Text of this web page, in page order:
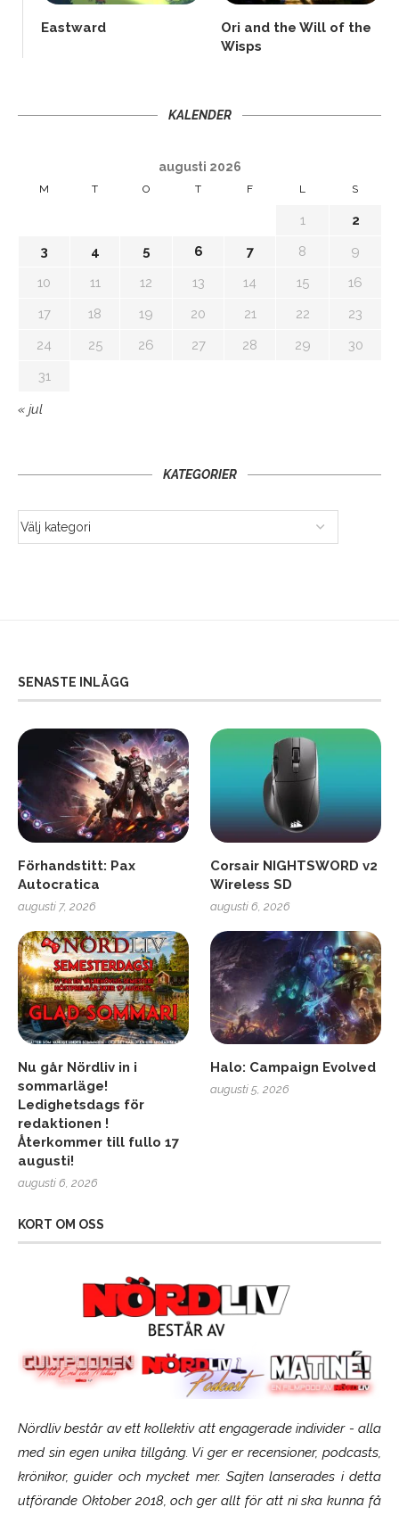
Eastward
Ori and the Will of the
Wisps
KALENDER
augusti 2026
M T O T F L S
1
2
3
4 5 6 7 8
9
10
11 12 13 14 15
16
17
18 19 20 21 22
23
24
25 26 27 28 29
30
31
« jul
KATEGORIER
SENASTE INLÄGG
Förhandstitt: Pax
Autocratica
augusti 7, 2026
Corsair NIGHTSWORD v2
Wireless SD
augusti 6, 2026
Nu går Nördliv in i
sommarläge!
Ledighetsdags för
redaktionen !
Återkommer till fullo 17
augusti!
augusti 6, 2026
Halo: Campaign Evolved
augusti 5, 2026
KORT OM OSS
Nördliv består av ett kollektiv att engagerade individer - alla
med sin egen unika tillgång. Vi ger er recensioner, podcasts,
krönikor, guider och mycket mer. Sajten lanserades i detta
utförande Oktober 2018, och ger allt för att ni ska kunna få